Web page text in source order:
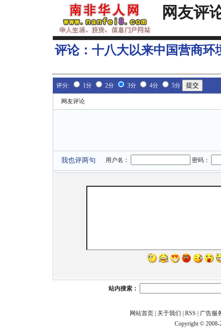
网友评
评论： 十八大以来中国营商环
评分: 1分 2分 3分 4分 5分
网友评论
我也评两句 用户名： 密码：
站内搜索：
网站首页| 关于我们 RSS
广告服
Copyright ©